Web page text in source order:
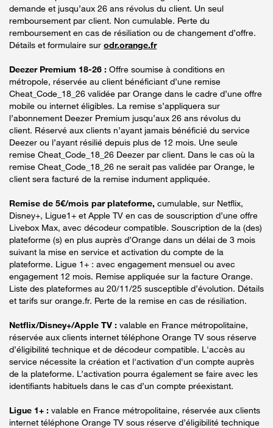
demande et jusqu’aux 26 ans révolus du client. Un seul
remboursement par client. Non cumulable. Perte du
remboursement en cas de résiliation ou de changement d’offre.
Détails et formulaire sur odr.orange.fr
Deezer Premium 18-26 : Offre soumise à conditions en
métropole, réservée au client bénéficiant d’une remise
Cheat_Code_18_26 validée par Orange dans le cadre d’une offre
mobile ou internet éligibles. La remise s’appliquera sur
l’abonnement Deezer Premium jusqu’aux 26 ans révolus du
client. Réservé aux clients n’ayant jamais bénéficié du service
Deezer ou l’ayant résilié depuis plus de 12 mois. Une seule
remise Cheat_Code_18_26 Deezer par client. Dans le cas où la
remise Cheat_Code_18_26 ne serait pas validée par Orange, le
client sera facturé de la remise indument appliquée.
Remise de 5€/mois par plateforme, cumulable, sur Netflix,
Disney+, Ligue1+ et Apple TV en cas de souscription d’une offre
Livebox Max, avec décodeur compatible. Souscription de la (des)
plateforme (s) en plus auprès d’Orange dans un délai de 3 mois
suivant la mise en service et activation du compte de la
plateforme. Ligue 1+ : avec engagement mensuel ou avec
engagement 12 mois. Remise appliquée sur la facture Orange.
Liste des plateformes au 20/11/25 susceptible d’évolution. Détails
et tarifs sur orange.fr. Perte de la remise en cas de résiliation.
Netflix/Disney+/Apple TV : valable en France métropolitaine,
réservée aux clients internet téléphone Orange TV sous réserve
d’éligibilité technique et de décodeur compatible. L'accès au
service nécessite la création et l'activation d'un compte auprès
de la plateforme. L’activation pourra également se faire avec les
identifiants habituels dans le cas d’un compte préexistant.
Ligue 1+ : valable en France métropolitaine, réservée aux clients
internet téléphone Orange TV sous réserve d’éligibilité technique